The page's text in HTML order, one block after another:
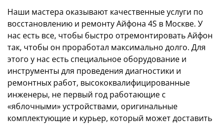
Наши мастера оказывают качественные услуги по
восстановлению и ремонту Айфона 4S в Москве. У
нас есть все, чтобы быстро отремонтировать Айфон
так, чтобы он проработал максимально долго. Для
этого у нас есть специальное оборудование и
инструменты для проведения диагностики и
ремонтных работ, высококвалифицированные
инженеры, не первый год работающие с
«яблочными» устройствами, оригинальные
комплектующие и курьер, который может доставить